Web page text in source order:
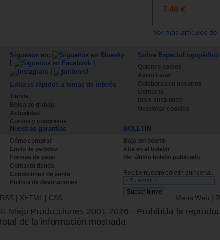
7.49 €
Ver más artículos
Síguenos en:
Enlaces rápidos a temas de interés
Tienda
Bolsa de trabajo
Actualidad
Cursos y congresos
Sobre EspacioLogopédico
Quienes somos
Aviso Legal
Colabora con nosotros
Contacta
ISSN 2013-0627
Gestionar cookies
Nuestras garantías
Cómo comprar
Envío de pedidos
Formas de pago
Contacto tienda
Condiciones de venta
Política de devoluciones
BOLETÍN
Baja del boletin
Alta en el boletin
Ver último boletin publicado
Recibe nuestro boletín quincenal.
RSS | XHTML | CSS Mapa Web |
© Majo Producciones 2001-2026 - Prohibida la
total de la información mostrada